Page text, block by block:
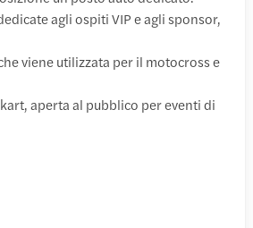
agli ospiti VIP e agli sponsor,
viene utilizzata per il motocross e
aperta al pubblico per eventi di